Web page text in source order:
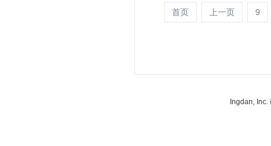
首页 上一页 9
Ingdan,